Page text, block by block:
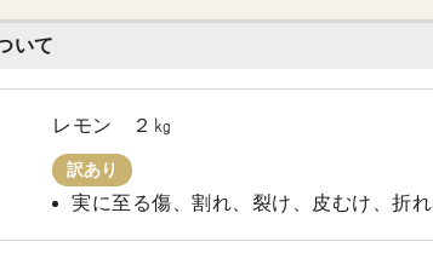
いて
レモン ２㎏
訳あり
実に至る傷、割れ、裂け、皮むけ、折れ